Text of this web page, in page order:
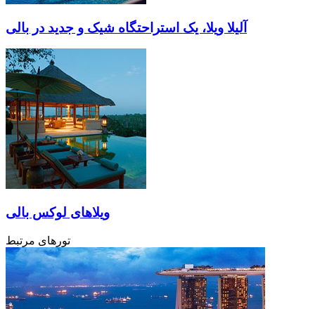
آلیلا ویلا، یک استراحتگاه شیک و جدید در بالی
ویلاهای لوکس بالی
تورهای مرتبط